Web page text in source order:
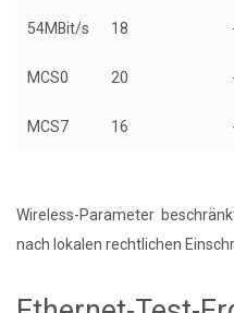
54MBit/s 18
MCS0 20
MCS7 16
Wireless-Parameter
nach lokalen rechtlichen